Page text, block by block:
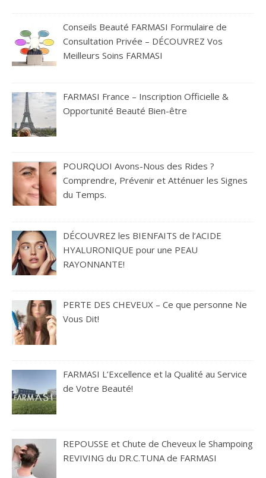
Conseils Beauté FARMASI Formulaire de
Consultation Privée – DÉCOUVREZ Vos
Meilleurs Soins FARMASI
FARMASI France – Inscription Officielle &
Opportunité Beauté Bien-être
POURQUOI Avons-Nous des Rides ?
Comprendre, Prévenir et Atténuer les Signes
du Temps.
DÉCOUVREZ les BIENFAITS de l’ACIDE
HYALURONIQUE pour une PEAU
RAYONNANTE!
PERTE DES CHEVEUX – Ce que personne Ne
Vous Dit!
FARMASI L’Excellence et la Qualité au Service
de Votre Beauté!
REPOUSSE et Chute de Cheveux le Shampoing
REVIVING du DR.C.TUNA de FARMASI